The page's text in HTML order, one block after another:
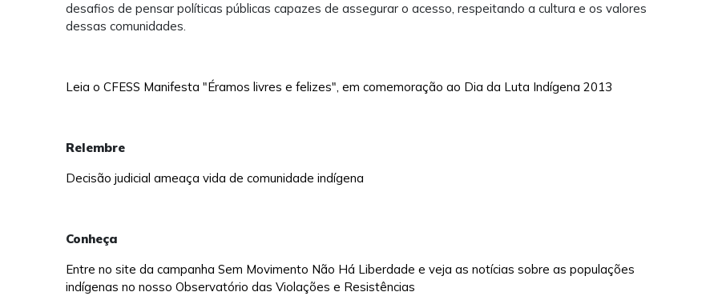
desafios de pensar políticas públicas capazes de assegurar o acesso, respeitando a cultura e os valores
dessas comunidades.
Leia o CFESS Manifesta "Éramos livres e felizes", em comemoração ao Dia da Luta Indígena 2013
Relembre
Decisão judicial ameaça vida de comunidade indígena
Conheça
Entre no site da campanha Sem Movimento Não Há Liberdade e veja as notícias sobre as populações
indígenas no nosso Observatório das Violações e Resistências